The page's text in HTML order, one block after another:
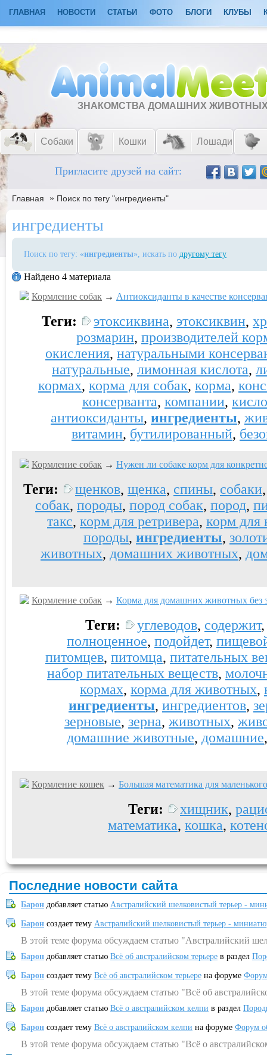
ГЛАВНАЯ НОВОСТИ СТАТЬИ ФОТО БЛОГИ КЛУБЫ
ЗНАКОМСТВА ДОМАШНИХ
Собаки Кошки Лошади
Пригласите друзей на сайт:
Главная » Поиск по тегу "ингредиенты"
ингредиенты
Поиск по тегу: «ингредиенты», искать по другому тегу
Найдено 4 материала
Кормление собак → Антиоксиданты в качестве
Теги: этоксиквина, этоксиквин,
розмарин, производителей
окисления, натуральными
натуральные, лимонная кислота,
кормах, корма для собак, корма,
консерванта, компании,
антиоксиданты, ингредиенты,
витамин, бутилированный,
Кормление собак → Нужен ли собаке корм для
Теги: щенков, щенка, спины, собаки
собак, породы, пород собак, пород,
такс, корм для ретривера, корм для
породы, ингредиенты,
животных, домашних животных,
Кормление собак → Корма для домашних животных без
Теги: углеводов, содержит
полноценное, подойдет,
питомцев, питомца, питательных
набор питательных веществ,
кормах, корма для животных,
ингредиенты, ингредиентов,
зерновые, зерна, животных,
домашние животные, домашние
Кормление кошек → Большая математика для
Теги: хищник,
математика, кошка,
Последние новости сайта
Барон добавляет статью Австралийский шелковистый терьер -
Барон создает тему Австралийский шелковистый терьер -
В этой теме форума обсуждаем статью "Австралийский
Барон добавляет статью Всё об австралийском терьере в раздел
Барон создает тему Всё об австралийском терьере на форуме
В этой теме форума обсуждаем статью "Всё об
Барон добавляет статью Всё о австралийском келпи в раздел
Барон создает тему Всё о австралийском келпи на форуме Форум
В этой теме форума обсуждаем статью "Всё о